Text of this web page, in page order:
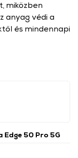
Edge 50 Pro 5G
miközben
anyag védi a
és mindennapi